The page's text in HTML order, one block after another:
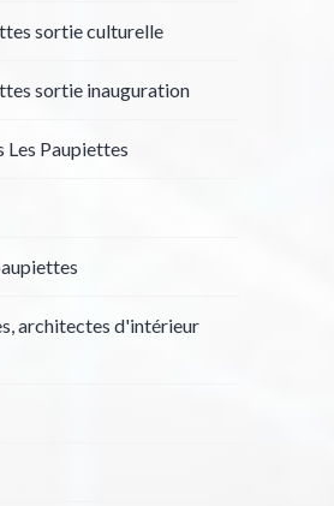
sortie culturelle
sortie inauguration
Les Paupiettes
architectes d'intérieur